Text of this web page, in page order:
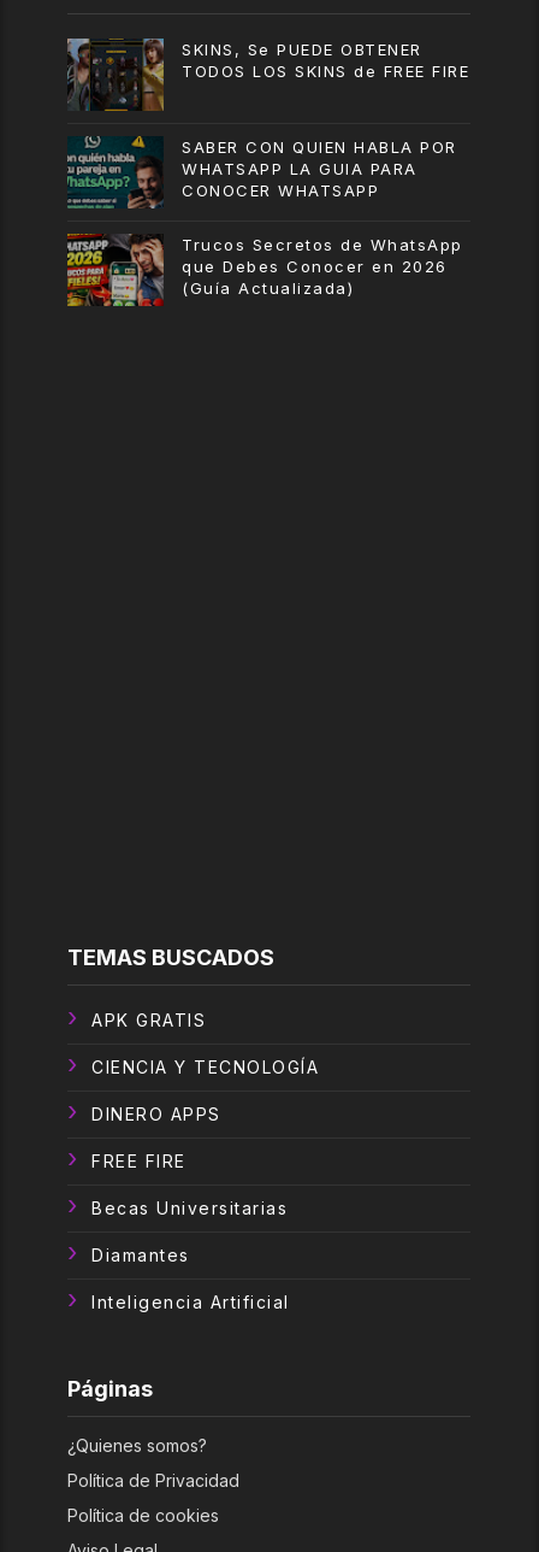
SKINS, Se PUEDE OBTENER
TODOS LOS SKINS de FREE FIRE
SABER CON QUIEN HABLA POR
WHATSAPP LA GUIA PARA
CONOCER WHATSAPP
Trucos Secretos de WhatsApp
que Debes Conocer en 2026
(Guía Actualizada)
TEMAS BUSCADOS
APK GRATIS
CIENCIA Y TECNOLOGÍA
DINERO APPS
FREE FIRE
Becas Universitarias
Diamantes
Inteligencia Artificial
Páginas
¿Quienes somos?
Política de Privacidad
Política de cookies